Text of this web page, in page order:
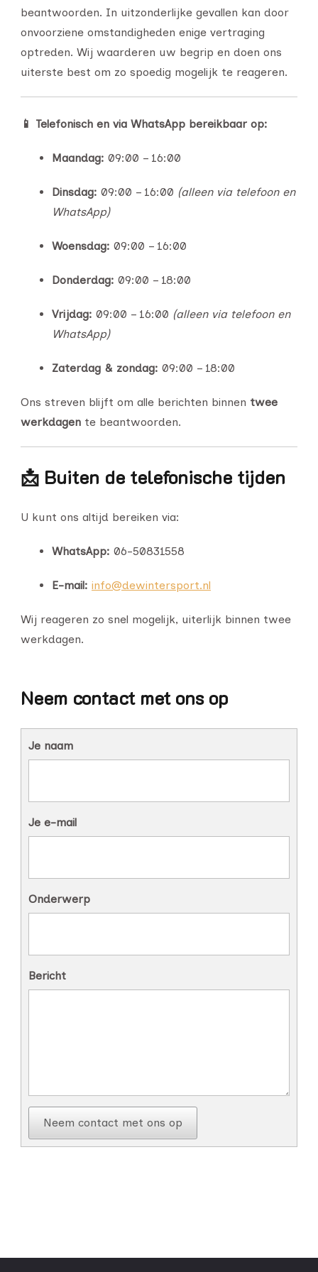
beantwoorden. In uitzonderlijke gevallen kan door
onvoorziene omstandigheden enige vertraging
optreden. Wij waarderen uw begrip en doen ons
uiterste best om zo spoedig mogelijk te reageren.
📱 Telefonisch en via WhatsApp bereikbaar op:
Maandag: 09:00 – 16:00
Dinsdag: 09:00 – 16:00 (alleen via telefoon en
WhatsApp)
Woensdag: 09:00 – 16:00
Donderdag: 09:00 – 18:00
Vrijdag: 09:00 – 16:00 (alleen via telefoon en
WhatsApp)
Zaterdag & zondag: 09:00 – 18:00
Ons streven blijft om alle berichten binnen twee
werkdagen te beantwoorden.
📩 Buiten de telefonische tijden
U kunt ons altijd bereiken via:
WhatsApp: 06-50831558
E-mail: info@dewintersport.nl
Wij reageren zo snel mogelijk, uiterlijk binnen twee
werkdagen.
Neem contact met ons op
Je naam
Je e-mail
Onderwerp
Bericht
Neem contact met ons op